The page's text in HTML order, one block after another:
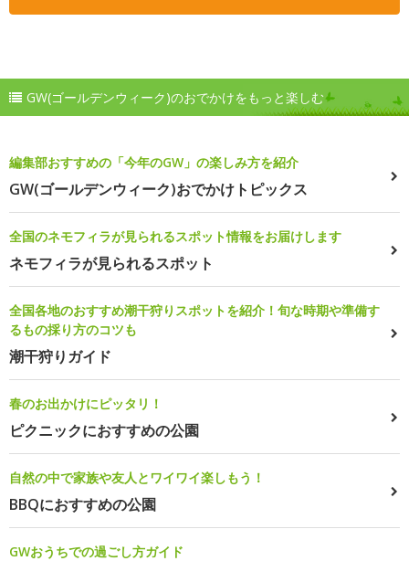
GW(ゴールデンウィーク)のおでかけをもっと楽しむ
編集部おすすめの「今年のGW」の楽しみ方を紹介
GW(ゴールデンウィーク)おでかけトピックス
全国のネモフィラが見られるスポット情報をお届けします
ネモフィラが見られるスポット
全国各地のおすすめ潮干狩りスポットを紹介！旬な時期や準備す
るもの採り方のコツも
潮干狩りガイド
春のお出かけにピッタリ！
ピクニックにおすすめの公園
自然の中で家族や友人とワイワイ楽しもう！
BBQにおすすめの公園
GWおうちでの過ごし方ガイド